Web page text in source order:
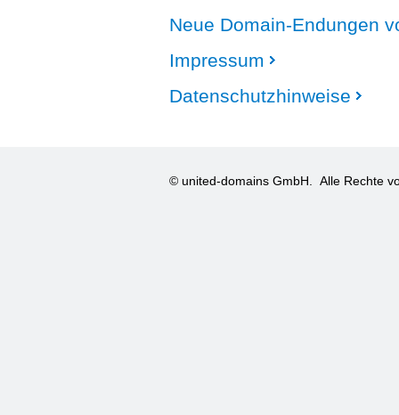
Neue Domain-Endungen
Impressum
Datenschutzhinweise
© united-domains GmbH. Alle Rechte